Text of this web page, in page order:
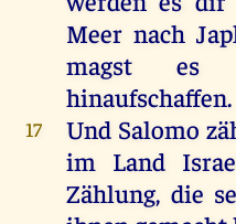
Meer nach
magst
es
hinaufschaffen.
17 Und Salomo
im Land
Zählung, die